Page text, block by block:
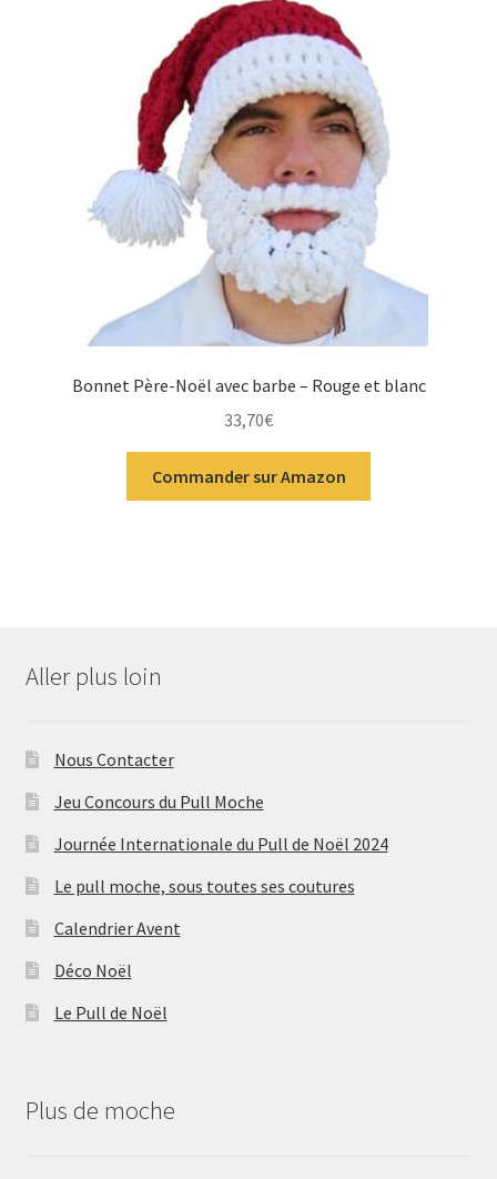
Bonnet Père-Noël avec barbe – Rouge et blanc
33,70€
Commander sur Amazon
Aller plus loin
Nous Contacter
Jeu Concours du Pull Moche
Journée Internationale du Pull de Noël 2024
Le pull moche, sous toutes ses coutures
Calendrier Avent
Déco Noël
Le Pull de Noël
Plus de moche